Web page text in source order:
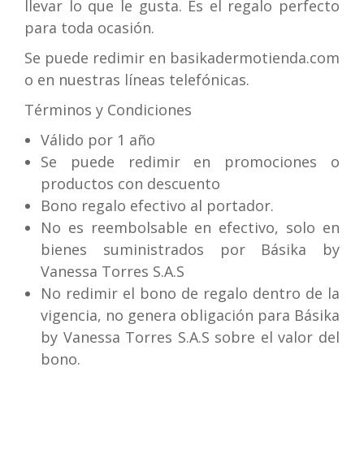
llevar lo que le gusta. Es el regalo perfecto
para toda ocasión.
Se puede redimir en basikadermotienda.com
o en nuestras líneas telefónicas.
Términos y Condiciones
Válido por 1 año
Se puede redimir en promociones o
productos con descuento
Bono regalo efectivo al portador.
No es reembolsable en efectivo, solo en
bienes suministrados por Básika by
Vanessa Torres S.A.S
No redimir el bono de regalo dentro de la
vigencia, no genera obligación para Básika
by Vanessa Torres S.A.S sobre el valor del
bono.